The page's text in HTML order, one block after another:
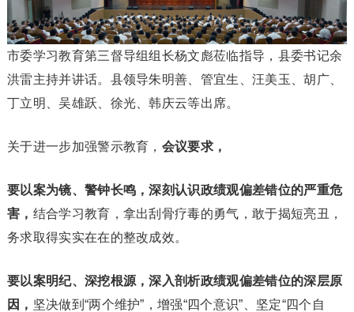
市委学习教育第三督导组组长杨文彪莅临指导，县委书记余
洪雷主持并讲话。县领导朱明善、管宜生、汪美玉、胡广、
丁立明、吴雄跃、徐光、韩庆云等出席。
关于进一步加强警示教育， 会议要求 ，
要以案为镜、警钟长鸣，深刻认识政绩观偏差错位的严重危
害， 结合学习教育，拿出刮骨疗毒的勇气，敢于揭短亮丑，
务求取得实实在在的整改成效。
要以案明纪、深挖根源，深入剖析政绩观偏差错位的深层原
因， 坚决做到“两个维护”，增强“四个意识”、坚定“四个自